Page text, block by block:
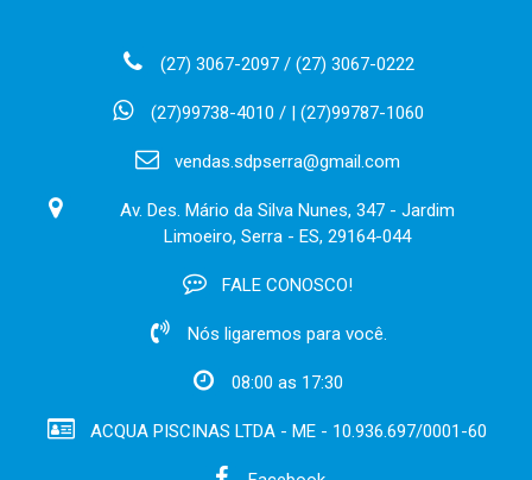
(27) 3067-2097 / (27) 3067-0222
(27)99738-4010 / | (27)99787-1060
vendas.sdpserra@gmail.com
Av. Des. Mário da Silva Nunes, 347 - Jardim
Limoeiro, Serra - ES, 29164-044
FALE CONOSCO!
Nós ligaremos para você.
08:00 as 17:30
ACQUA PISCINAS LTDA - ME - 10.936.697/0001-60